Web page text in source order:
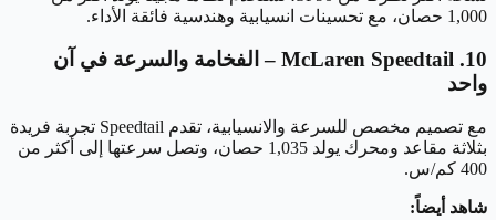
1,000 حصان، مع تحسينات انسيابية وهندسية فائقة الأداء.
10. McLaren Speedtail – الفخامة والسرعة في آن
واحد
مع تصميم مخصص للسرعة والانسيابية، تقدم Speedtail تجربة فريدة
بثلاثة مقاعد ومحرك يولد 1,035 حصان، وتصل سرعتها إلى أكثر من
400 كم/س.
شاهد أيضاً: